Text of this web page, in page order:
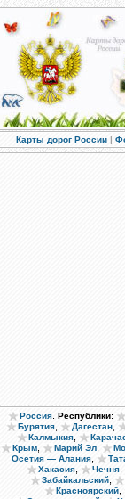
Карты дорог России |
Россия Республики:
Бурятия Дагестан
Калмыкия
Крым, Марий Эл,
Осетия — Алания,
Хакасия Чечня
Забайкальский
Красноярский,